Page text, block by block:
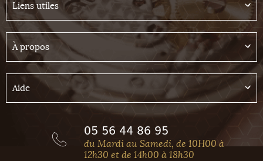
Liens utiles
À propos
Aide
05 56 44 86 95
du Mardi au Samedi, de 10H00 à
12h30 et de 14h00 à 18h30